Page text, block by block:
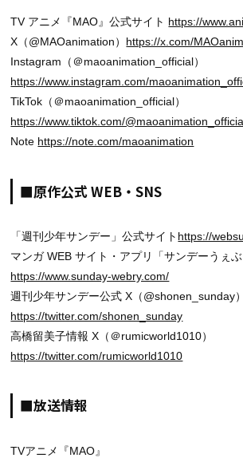
TV アニメ『MAO』公式サイト https://
X（@MAOanimation） https://x.com/
Instagram（＠maoanimation_official）
https://www.instagram.com/
TikTok（＠maoanimation_official）
https://www.tiktok.com/
Note https://note.com/maoanimation
■原作公式 WEB・SNS
「週刊少年サンデー」公式サイト https://
マンガ WEB サイト・アプリ「サンデーうぇぶ
https://www.sunday-webry.com/
週刊少年サンデー公式 X（@shonen_sunday）
https://twitter.com/shonen_sunday
高橋留美子情報 X（＠rumicworld1010）
https://twitter.com/rumicworld1010
■放送情報
TVアニメ『MAO』